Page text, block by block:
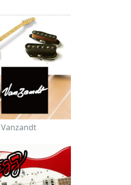
Vanzandt